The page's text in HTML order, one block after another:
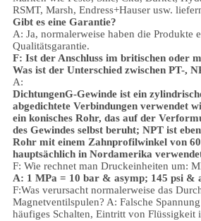
RSMT, Marsh, Endress+Hauser usw.
Gibt es eine Garantie?
A: Ja, normalerweise haben die Produkte
Qualitätsgarantie.
F: Ist der Anschluss im britischen oder
Was ist der Unterschied zwischen PT-,
A:
DichtungenG-Gewinde ist ein
abgedichtete Verbindungen verwendet
ein konisches Rohr, das auf der
des Gewindes selbst beruht; NPT ist
Rohr mit einem Zahnprofilwinkel von
hauptsächlich in Nordamerika
F: Wie rechnet man Druckeinheiten um:
A: 1 MPa = 10 bar & asymp; 145 psi &
F:Was verursacht normalerweise das
Magnetventilspulen? A: Falsche
häufiges Schalten, Eintritt von Flüssigkeit